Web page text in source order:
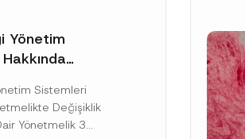
Yönetim
Dair Yönetmelik
Sistemleri
Değişiklik
Yönetmelik 3
Soyad*